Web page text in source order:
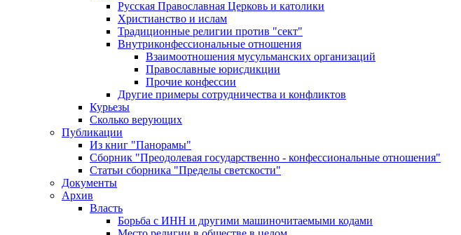
Русская Православная Церковь и католики
Христианство и ислам
Традиционные религии против "сект"
Внутриконфессиональные отношения
Взаимоотношения мусульманских организаций
Православные юрисдикции
Прочие конфессии
Другие примеры сотрудничества и конфликтов
Курьезы
Сколько верующих
Публикации
Из книг "Панорамы"
Сборник "Преодолевая государственно - конфессиональные отношения"
Статьи сборника "Пределы светскости"
Документы
Архив
Власть
Борьба с ИНН и другими машиночитаемыми кодами